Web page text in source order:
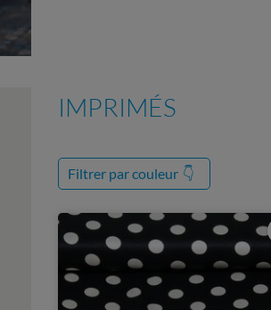
IMPRIMÉS
Filtrer par couleur 👇